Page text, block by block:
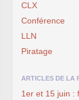
CLX
Conférence
LLN
Piratage
ARTICLES DE LA
1er et 15 juin :